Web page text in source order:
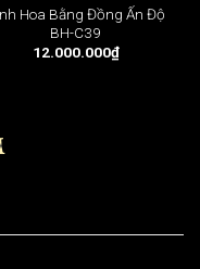
Hoa Bằng Đồng Ấn Độ
BH-C39
12.000.000₫